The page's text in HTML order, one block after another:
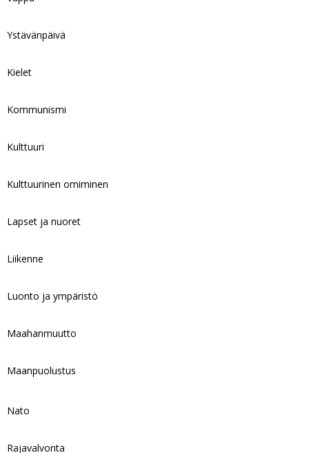
Ystävänpäivä
Kielet
Kommunismi
Kulttuuri
Kulttuurinen omiminen
Lapset ja nuoret
Liikenne
Luonto ja ympäristö
Maahanmuutto
Maanpuolustus
Nato
Rajavalvonta